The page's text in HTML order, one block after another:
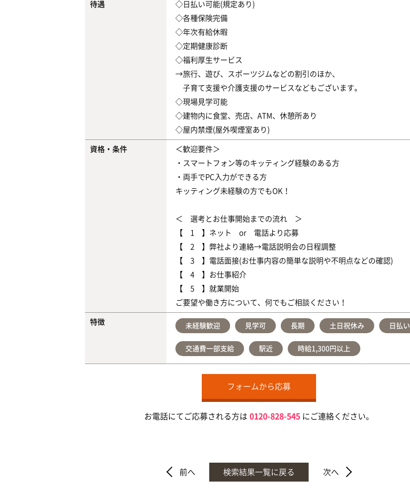
待遇
◇日払い可能(規定あり)
◇各種保険完備
◇年次有給休暇
◇定期健康診断
◇福利厚生サービス
→旅行、遊び、スポーツジムなどの割引のほか、
子育て支援や介護支援のサービスなどもございます。
◇現場見学可能
◇建物内に食堂、売店、ATM、休憩所あり
◇屋内禁煙(屋外喫煙室あり)
資格・条件
＜歓迎要件＞
・スマートフォン等のキッティング経験のある方
・両手でPC入力ができる方
キッティング未経験の方でもOK！
＜ 選考とお仕事開始までの流れ ＞
【 1 】ネット or 電話より応募
【 2 】弊社より連絡→電話説明会の日程調整
【 3 】電話面接(お仕事内容の簡単な説明や不明点などの確認)
【 4 】お仕事紹介
【 5 】就業開始
ご要望や働き方について、何でもご相談ください！
特徴 未経験歓迎 見学可 長期 土日祝休み 日払い
交通費一部支給 駅近 時給1,300円以上
フォームから応募
お電話にてご応募される方は0120-828-545 にご連絡ください。
前へ 検索結果一覧に戻る 次へ